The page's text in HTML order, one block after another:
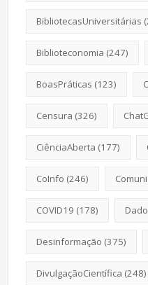
BibliotecasUniversitárias
Biblioteconomia (247)
BoasPráticas (123)
Censura (326)
CiênciaAberta (177)
CoInfo (246)
COVID19 (178)
Desinformação (375)
DivulgaçãoCientífica (248)